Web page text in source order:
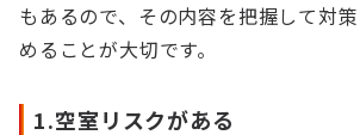
もあるので、その内容を把握して対
めることが大切です。
1.空室リスクがある